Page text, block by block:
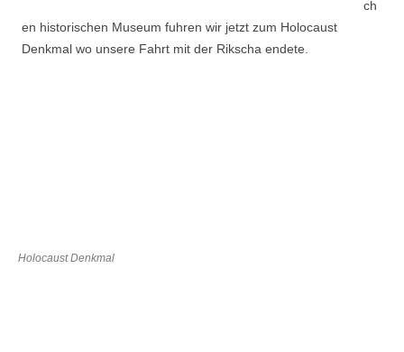
ch
en historischen Museum fuhren wir jetzt zum Holocaust
Denkmal wo unsere Fahrt mit der Rikscha endete.
Holocaust Denkmal